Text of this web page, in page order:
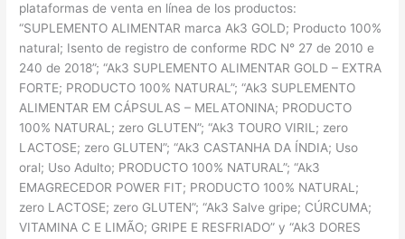
plataformas de venta en línea de los productos:
“SUPLEMENTO ALIMENTAR marca Ak3 GOLD; Producto 100%
natural; Isento de registro de conforme RDC N° 27 de 2010 e
240 de 2018”; “Ak3 SUPLEMENTO ALIMENTAR GOLD – EXTRA
FORTE; PRODUCTO 100% NATURAL”; “Ak3 SUPLEMENTO
ALIMENTAR EM CÁPSULAS – MELATONINA; PRODUCTO
100% NATURAL; zero GLUTEN”; “Ak3 TOURO VIRIL; zero
LACTOSE; zero GLUTEN”; “Ak3 CASTANHA DA ÍNDIA; Uso
oral; Uso Adulto; PRODUCTO 100% NATURAL”; “Ak3
EMAGRECEDOR POWER FIT; PRODUCTO 100% NATURAL;
zero LACTOSE; zero GLUTEN”; “Ak3 Salve gripe; CÚRCUMA;
VITAMINA C E LIMÃO; GRIPE E RESFRIADO” y “Ak3 DORES